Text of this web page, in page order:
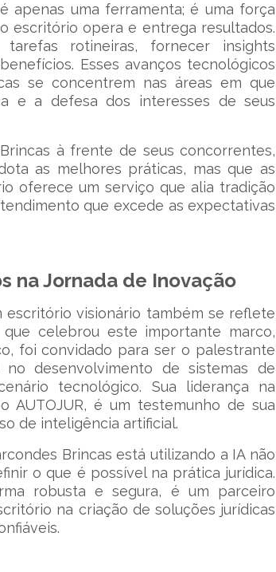
apenas uma ferramenta; é uma força
escritório opera e entrega resultados.
rotineiras, fornecer insights
Esses avanços tecnológicos
se concentrem nas áreas em que
e a defesa dos interesses de seus
à frente de seus concorrentes,
as melhores práticas, mas que as
oferece um serviço que alia tradição
que excede as expectativas
na Jornada de Inovação
visionário também se reflete
celebrou este importante marco,
foi convidado para ser o palestrante
desenvolvimento de sistemas de
tecnológico. Sua liderança na
AUTOJUR, é um testemunho de sua
de inteligência artificial.
Brincas está utilizando a IA não
o que é possível na prática jurídica.
robusta e segura, é um parceiro
na criação de soluções jurídicas